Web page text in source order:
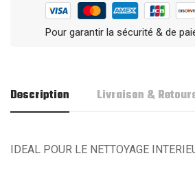
Pour garantir la sécurité & de
Description Livraison &
IDEAL POUR LE NETTOYAGE